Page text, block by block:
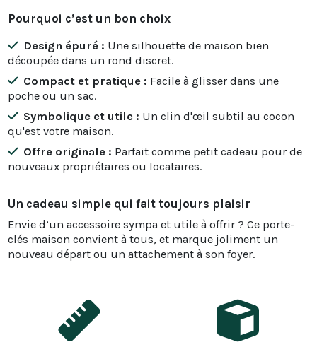
Pourquoi c’est un bon choix
Design épuré : Une silhouette de maison bien
découpée dans un rond discret.
Compact et pratique : Facile à glisser dans une
poche ou un sac.
Symbolique et utile : Un clin d'œil subtil au cocon
qu'est votre maison.
Offre originale : Parfait comme petit cadeau pour de
nouveaux propriétaires ou locataires.
Un cadeau simple qui fait toujours plaisir
Envie d’un accessoire sympa et utile à offrir ? Ce porte-
clés maison convient à tous, et marque joliment un
nouveau départ ou un attachement à son foyer.